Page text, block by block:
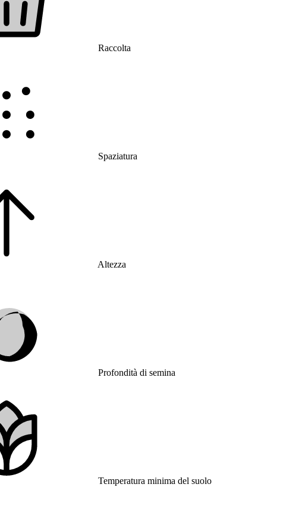
Raccolta
Spaziatura
Altezza
Profondità di semina
Temperatura minima del suolo